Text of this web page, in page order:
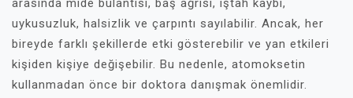
arasında mide bulantısı, baş ağrısı, iştah kaybı,
uykusuzluk, halsizlik ve çarpıntı sayılabilir. Ancak, her
bireyde farklı şekillerde etki gösterebilir ve yan etkileri
kişiden kişiye değişebilir. Bu nedenle, atomoksetin
kullanmadan önce bir doktora danışmak önemlidir.